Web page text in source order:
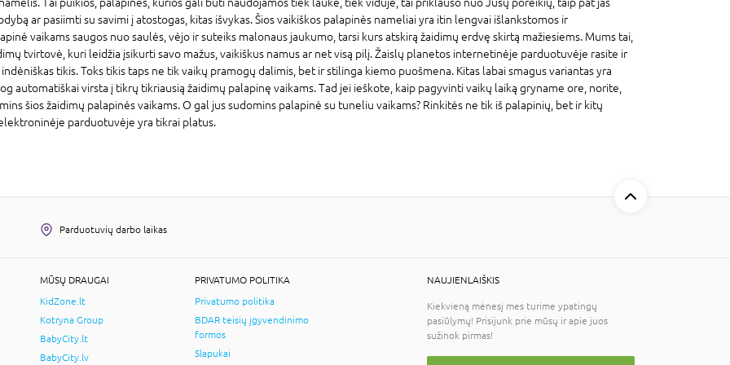
ar pasiimti su savimi į atostogas, kitas išvykas. Šios vaikiškos palapinės nameliai yra itin lengvai išlankstomos ir
vaikams saugos nuo saulės, vėjo ir suteiks malonaus jaukumo, tarsi kurs atskirą žaidimų erdvę skirtą mažiesiems. Mums tai,
tvirtovė, kuri leidžia įsikurti savo mažus, vaikiškus namus ar net visą pilį. Žaislų planetos internetinėje parduotuvėje rasite ir
tikis. Toks tikis taps ne tik vaikų pramogų dalimis, bet ir stilinga kiemo puošmena. Kitas labai smagus variantas yra
automatiškai virsta į tikrų tikriausią žaidimų palapinę vaikams. Tad jei ieškote, kaip pagyvinti vaikų laiką gryname ore, norite,
šios žaidimų palapinės vaikams. O gal jus sudomins palapinė su tuneliu vaikams? Rinkitės ne tik iš palapinių, bet ir kitų
parduotuvėje yra tikrai platus.
Parduotuvių darbo laikas
MŪSŲ DRAUGAI
KidZone.lt
Kotryna Group
BabyCity.lt
BabyCity.lv
PRIVATUMO POLITIKA
Privatumo politika
BDAR teisių įgyvendinimo
formos
Slapukai
NAUJIENLAIŠKIS
Kiekvieną mėnesį mes turime ypatingų
pasiūlymų! Prisijunk prie mūsų ir apie juos
sužinok pirmas!